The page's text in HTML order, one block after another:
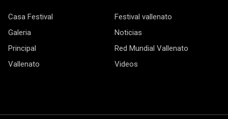
Casa Festival
Festival vallenato
Galeria
Noticias
Principal
Red Mundial Vallenato
Vallenato
Videos